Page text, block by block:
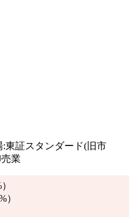
証スタンダード(旧市
業
）
）